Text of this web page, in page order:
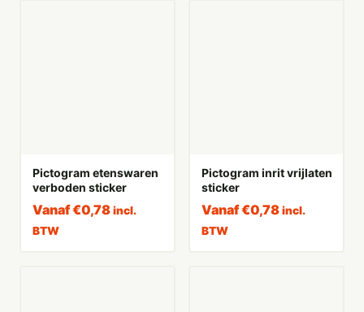
Pictogram etenswaren
verboden sticker
Vanaf€0,78 incl.
BTW
Pictogram inrit vrijlaten
sticker
Vanaf€0,78 incl.
BTW